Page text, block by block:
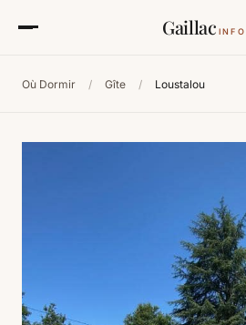
Gaillac INFO
Où Dormir / Gîte / Loustalou